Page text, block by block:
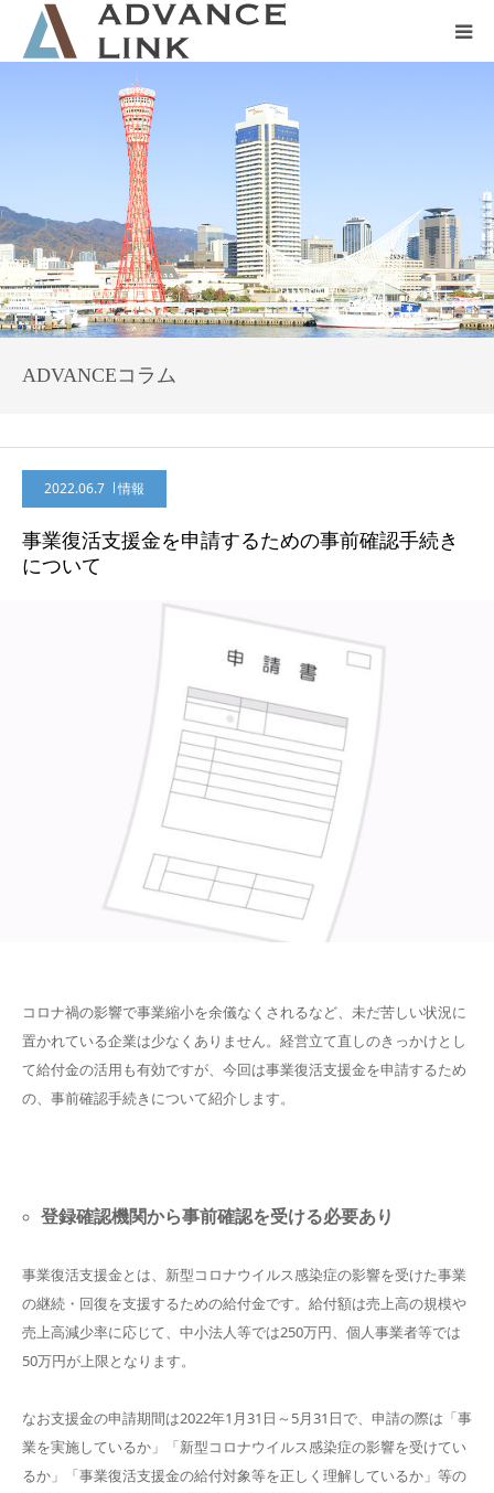
ADVANCEコラム
2022.06.7 情報
事業復活支援金を申請するための事前確認手続き
について
コロナ禍の影響で事業縮小を余儀なくされるなど、未だ苦しい状況に
置かれている企業は少なくありません。経営立て直しのきっかけとし
て給付金の活用も有効ですが、今回は事業復活支援金を申請するため
の、事前確認手続きについて紹介します。
登録確認機関から事前確認を受ける必要あり
事業復活支援金とは、新型コロナウイルス感染症の影響を受けた事業
の継続・回復を支援するための給付金です。給付額は売上高の規模や
売上高減少率に応じて、中小法人等では250万円、個人事業者等では
50万円が上限となります。
なお支援金の申請期間は2022年1月31日～5月31日で、申請の際は「事
業を実施しているか」「新型コロナウイルス感染症の影響を受けてい
るか」「事業復活支援金の給付対象等を正しく理解しているか」等の
会社概要
ネット保険
事業保険